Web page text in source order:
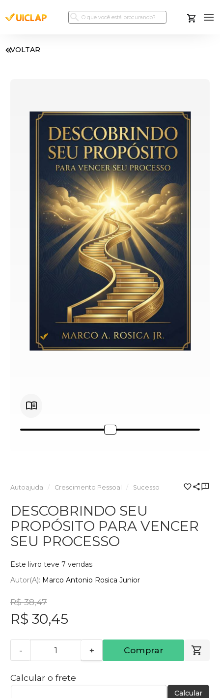
VOLTAR
Autoajuda Crescimento Pessoal Sucesso
DESCOBRINDO SEU
PROPÓSITO PARA VENCER
SEU PROCESSO
Este livro teve 7 vendas
Autor(a): Marco Antonio Rosica Junior
R$ 38,47
R$ 30,45
- + Comprar
Calcular o frete
Calcular